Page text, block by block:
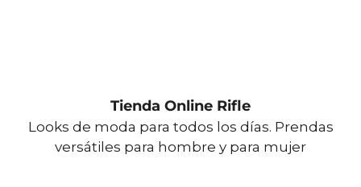
Tienda Online Rifle
Looks de moda para todos los días. Prendas
versátiles para hombre y para mujer